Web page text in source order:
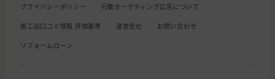
プライバシーポリシー 行動ターゲティング広告について
施工店口コミ情報 評価基準 運営会社 お問い合わせ
リフォームローン